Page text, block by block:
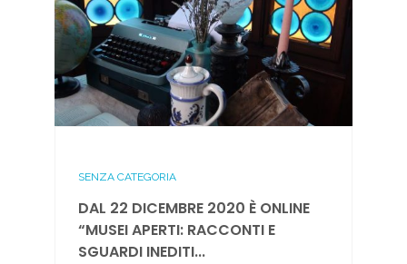
SENZA CATEGORIA
DAL 22 DICEMBRE 2020 È ONLINE
“MUSEI APERTI: RACCONTI E
SGUARDI INEDITI...